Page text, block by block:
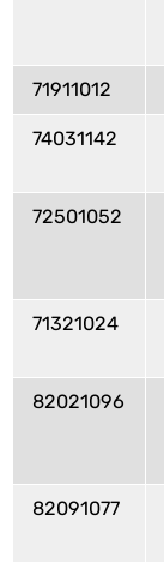
71911012
74031142
72501052
71321024
82021096
82091077